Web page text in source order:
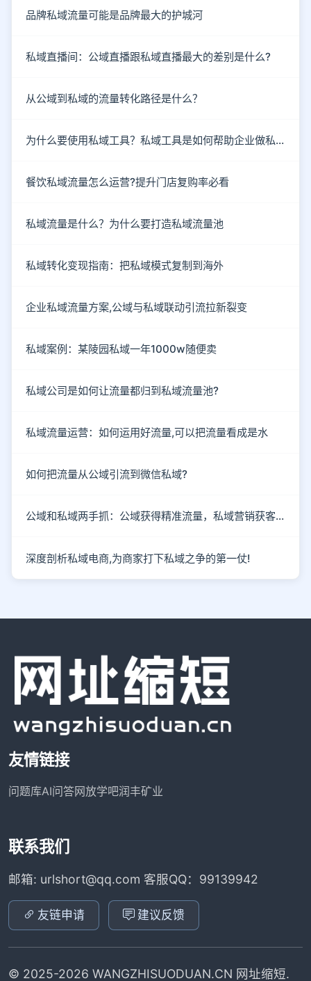
品牌私域流量可能是品牌最大的护城河
私域直播间：公域直播跟私域直播最大的差别是什么?
从公域到私域的流量转化路径是什么？
为什么要使用私域工具？私域工具是如何帮助企业做私域的？
餐饮私域流量怎么运营?提升门店复购率必看
私域流量是什么？为什么要打造私域流量池
私域转化变现指南：把私域模式复制到海外
企业私域流量方案,公域与私域联动引流拉新裂变
私域案例：某陵园私域一年1000w随便卖
私域公司是如何让流量都归到私域流量池?
私域流量运营：如何运用好流量,可以把流量看成是水
如何把流量从公域引流到微信私域?
公域和私域两手抓：公域获得精准流量，私域营销获客成单
深度剖析私域电商,为商家打下私域之争的第一仗!
友情链接
问题库AI问答网放学吧润丰矿业
联系我们
邮箱: urlshort@qq.com 客服QQ：99139942
友链申请 建议反馈
© 2025-2026 WANGZHISUODUAN.CN 网址缩短.